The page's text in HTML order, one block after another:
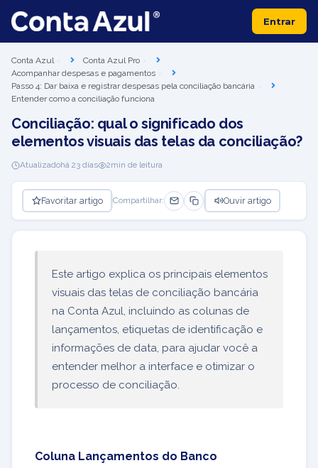
Entrar
Conta Azul
Conta Azul Pro
Acompanhar despesas e pagamentos
Passo 4: Dar baixa e registrar despesas pela conciliação bancária
Entender como a conciliação funciona
Conciliação: qual o significado dos
elementos visuais das telas da conciliação?
Atualizadohá 23 dias 2min de leitura
Favoritar artigo Compartilhar: Ouvir artigo
Este artigo explica os principais elementos
visuais das telas de conciliação bancária
na Conta Azul, incluindo as colunas de
lançamentos, etiquetas de identificação e
informações de data, para ajudar você a
entender melhor a interface e otimizar o
processo de conciliação.
Coluna Lançamentos do Banco